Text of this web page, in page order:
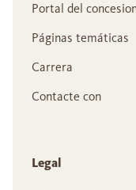
Portal del
Páginas temáticas
Carrera
Contacte con
Legal